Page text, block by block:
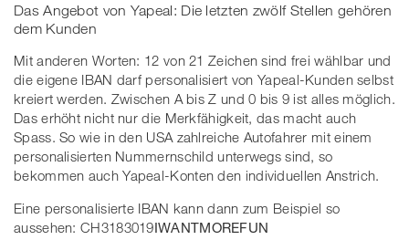
Das Angebot von Yapeal: Die letzten zwölf Stellen gehören
dem Kunden
Mit anderen Worten: 12 von 21 Zeichen sind frei wählbar und
die eigene IBAN darf personalisiert von Yapeal-Kunden selbst
kreiert werden. Zwischen A bis Z und 0 bis 9 ist alles möglich.
Das erhöht nicht nur die Merkfähigkeit, das macht auch
Spass. So wie in den USA zahlreiche Autofahrer mit einem
personalisierten Nummernschild unterwegs sind, so
bekommen auch Yapeal-Konten den individuellen Anstrich.
Eine personalisierte IBAN kann dann zum Beispiel so
aussehen: CH3183019IWANTMOREFUN